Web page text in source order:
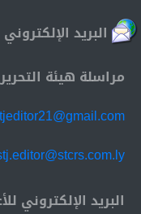
البريد الإلكتروني
مراسلة هيئة
البريد الإلكتروني